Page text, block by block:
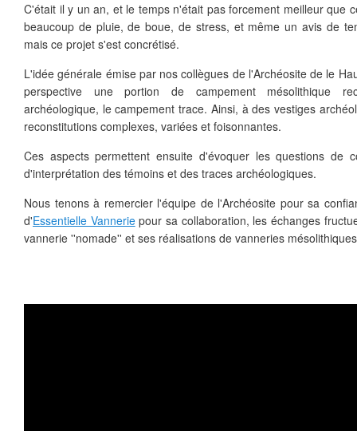
C'était il y un an, et le temps n'était pas forcement meilleur que
beaucoup de pluie, de boue, de stress, et même un avis de
mais ce projet s'est concrétisé.
L'idée générale émise par nos collègues de l'Archéosite de le
perspective une portion de campement mésolithique
archéologique, le campement trace. Ainsi, à des vestiges
reconstitutions complexes, variées et foisonnantes.
Ces aspects permettent ensuite d'évoquer les questions de
d'interprétation des témoins et des traces archéologiques.
Nous tenons à remercier l'équipe de l'Archéosite pour sa
d'Essentielle Vanneriepour sa collaboration, les échanges
vannerie ''nomade'' et ses réalisations de vanneries